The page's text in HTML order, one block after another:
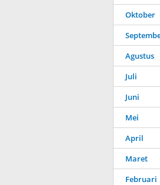
Oktober
Agustus
Juli
Juni
Mei
April
Maret
Februari